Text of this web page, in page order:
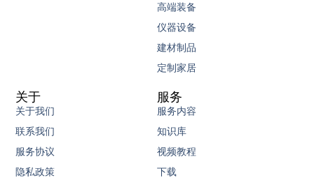
高端装备
仪器设备
建材制品
定制家居
服务
服务内容
知识库
视频教程
下载
关于
关于我们
联系我们
服务协议
隐私政策